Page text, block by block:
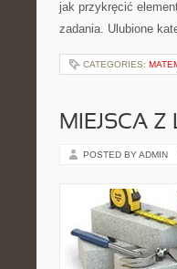
jak przykręcić
zadania. Ulubione
CATEGORIES:
MIEJSCA Z
POSTED BY ADMIN